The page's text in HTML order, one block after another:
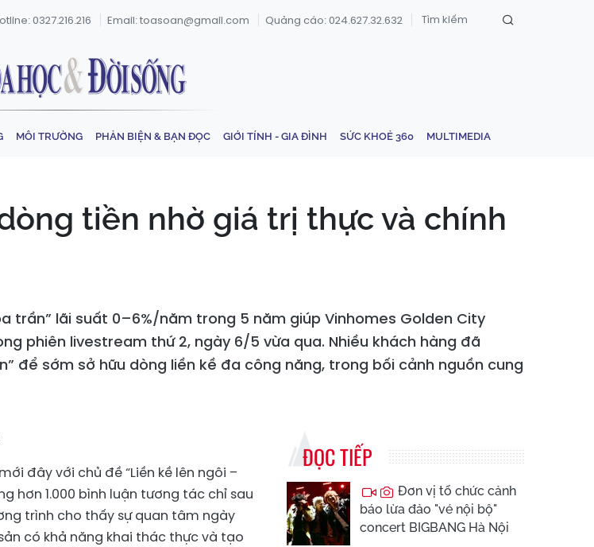
0327.216.216 Email: toasoan@gmail.com Quảng cáo: 024.627.32.632
MÔI TRƯỜNG PHẢN BIỆN & BẠN ĐỌC GIỚI TÍNH - GIA ĐÌNH SỨC KHOẺ 360 MULTIMEDIA
tiền nhờ giá trị thực và chính
trần” lãi suất 0–6%/năm trong 5 năm giúp Vinhomes Golden City
phiên livestream thứ 2, ngày 6/5 vừa qua. Nhiều khách hàng đã
để sớm sở hữu dòng liền kề đa công năng, trong bối cảnh nguồn cung
đây với chủ đề “Liền kề lên ngôi –
hơn 1.000 bình luận tương tác chỉ sau
trình cho thấy sự quan tâm ngày
có khả năng khai thác thực và tạo
ĐỌC TIẾP
Đơn vị tổ chức cảnh
báo lừa đảo "vé nội bộ"
concert BIGBANG Hà Nội